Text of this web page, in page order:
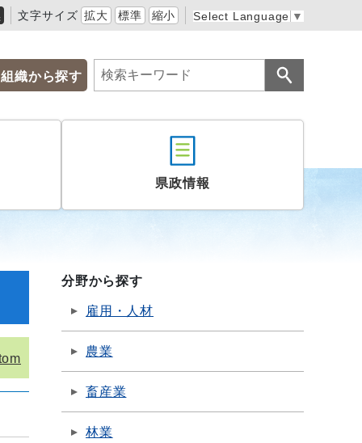
文字サイズ 拡大 標準 縮小 Select Language ▼
組織から探す
県政情報
分野から探す
雇用・人材
農業
畜産業
林業